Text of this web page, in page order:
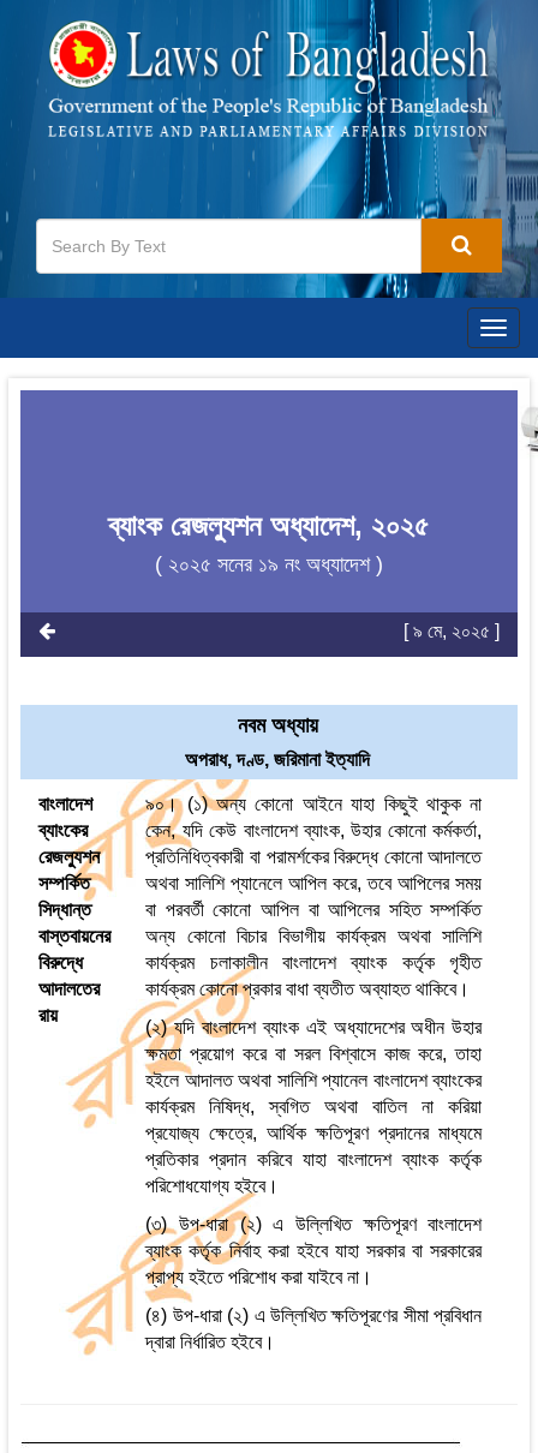
ব্যাংক রেজল্যুশন অধ্যাদেশ, ২০২৫
( ২০২৫ সনের ১৯ নং অধ্যাদেশ )
[ ৯ মে, ২০২৫ ]
নবম অধ্যায়
অপরাধ, দণ্ড, জরিমানা ইত্যাদি
বাংলাদেশ
ব্যাংকের
রেজল্যুশন
সম্পর্কিত
সিদ্ধান্ত
বাস্তবায়নের
বিরুদ্ধে
আদালতের
রায়
৯০। (১) অন্য কোনো আইনে যাহা কিছুই থাকুক না
কেন, যদি কেউ বাংলাদেশ ব্যাংক, উহার কোনো কর্মকর্তা,
প্রতিনিধিত্বকারী বা পরামর্শকের বিরুদ্ধে কোনো আদালতে
অথবা সালিশি প্যানেলে আপিল করে, তবে আপিলের সময়
বা পরবর্তী কোনো আপিল বা আপিলের সহিত সম্পর্কিত
অন্য কোনো বিচার বিভাগীয় কার্যক্রম অথবা সালিশি
কার্যক্রম চলাকালীন বাংলাদেশ ব্যাংক কর্তৃক গৃহীত
কার্যক্রম কোনো প্রকার বাধা ব্যতীত অব্যাহত থাকিবে।
(২) যদি বাংলাদেশ ব্যাংক এই অধ্যাদেশের অধীন উহার
ক্ষমতা প্রয়োগ করে বা সরল বিশ্বাসে কাজ করে, তাহা
হইলে আদালত অথবা সালিশি প্যানেল বাংলাদেশ ব্যাংকের
কার্যক্রম নিষিদ্ধ, স্বগিত অথবা বাতিল না করিয়া
প্রযোজ্য ক্ষেত্রে, আর্থিক ক্ষতিপূরণ প্রদানের মাধ্যমে
প্রতিকার প্রদান করিবে যাহা বাংলাদেশ ব্যাংক কর্তৃক
পরিশোধযোগ্য হইবে।
(৩) উপ-ধারা (২) এ উল্লিখিত ক্ষতিপূরণ বাংলাদেশ
ব্যাংক কর্তৃক নির্বাহ করা হইবে যাহা সরকার বা সরকারের
প্রাপ্য হইতে পরিশোধ করা যাইবে না।
(৪) উপ-ধারা (২) এ উল্লিখিত ক্ষতিপূরণের সীমা প্রবিধান
দ্বারা নির্ধারিত হইবে।